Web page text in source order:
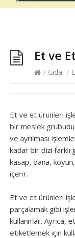
Et ve
/ Gıda /
Et ve et ürünleri
bir meslek
ve ayrılması
kadar bir dizi
kasap, dana,
içerir.
Et ve et ürünleri
parçalamak gibi
kullanırlar. Ayrıca,
etiketlemek için